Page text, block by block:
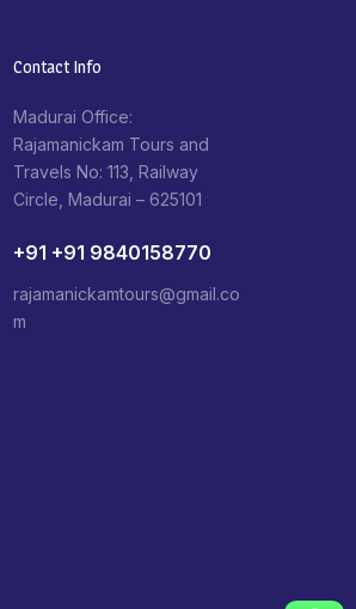
Contact Info​
Madurai Office:
Rajamanickam Tours and
Travels No: 113, Railway
Circle, Madurai – 625101
+91 +91 9840158770
rajamanickamtours@gmail.co
m